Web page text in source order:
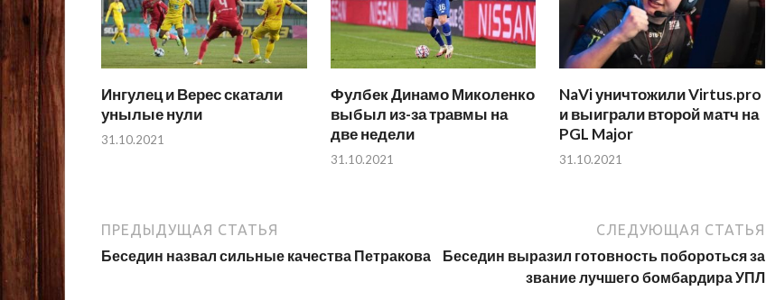
Ингулец и Верес скатали
унылые нули
31.10.2021
Фулбек Динамо Миколенко
выбыл из-за травмы на
две недели
31.10.2021
NaVi уничтожили Virtus.pro
и выиграли второй матч на
PGL Major
31.10.2021
ПРЕДЫДУЩАЯ СТАТЬЯ
Беседин назвал сильные качества Петракова
СЛЕДУЮЩАЯ СТАТЬЯ
Беседин выразил готовность побороться за
звание лучшего бомбардира УПЛ